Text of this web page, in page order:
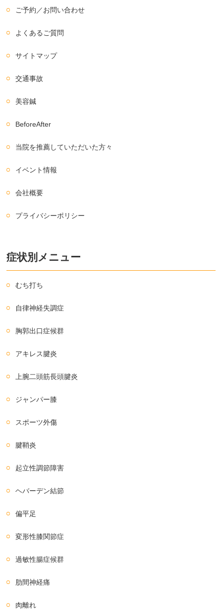
ご予約／お問い合わせ
よくあるご質問
サイトマップ
交通事故
美容鍼
BeforeAfter
当院を推薦していただいた方々
イベント情報
会社概要
プライバシーポリシー
症状別メニュー
むち打ち
自律神経失調症
胸郭出口症候群
アキレス腱炎
上腕二頭筋長頭腱炎
ジャンパー膝
スポーツ外傷
腱鞘炎
起立性調節障害
ヘバーデン結節
偏平足
変形性膝関節症
過敏性腸症候群
肋間神経痛
肉離れ